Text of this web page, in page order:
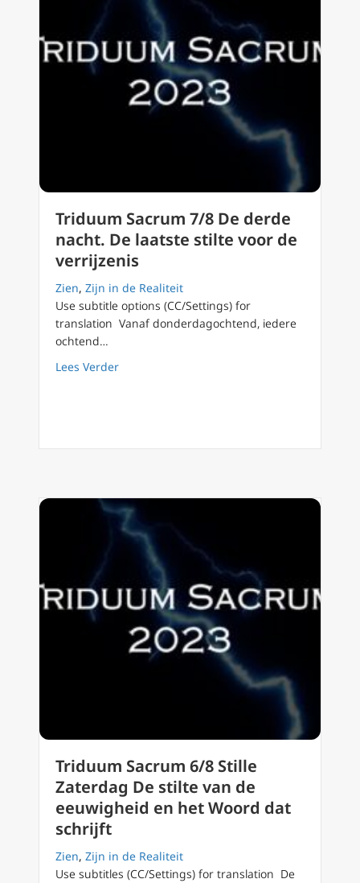
Triduum Sacrum 7/8 De derde
nacht. De laatste stilte voor de
verrijzenis
Zien, Zijn in de Realiteit
Use subtitle options (CC/Settings) for
translation Vanaf donderdagochtend, iedere
ochtend…
Lees Verderabout Triduum Sacrum 7/8 De derde
Triduum Sacrum 6/8 Stille
Zaterdag De stilte van de
eeuwigheid en het Woord dat
schrijft
Zien, Zijn in de Realiteit
Use subtitles (CC/Settings) for translation De